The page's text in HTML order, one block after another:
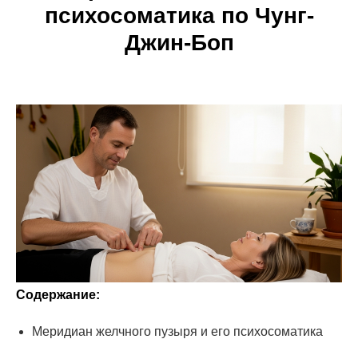
психосоматика по Чунг-
Джин-Боп
Содержание:
Меридиан желчного пузыря и его психосоматика